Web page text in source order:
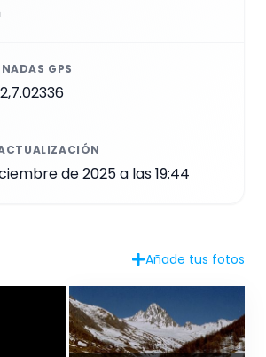
GPS
de 2025 a las 19:44
Añade tus fotos